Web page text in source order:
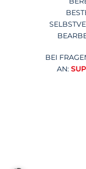
BEI
AN: